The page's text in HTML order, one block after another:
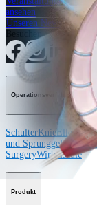
ansehen
Unseren Newsletter
Besuchen Sie uns
Operationsverfahren
SchulterKnie
und Sprunggelenk
SurgeryWirbelsäule
Produkt